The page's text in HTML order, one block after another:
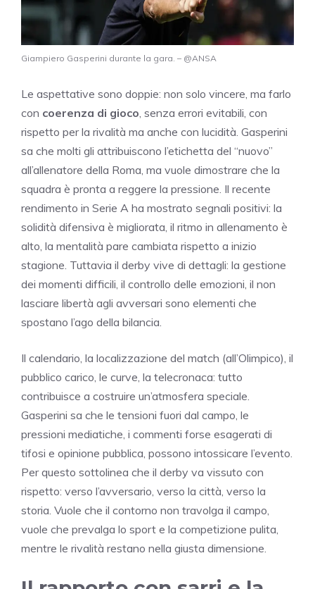
Giampiero Gasperini durante la gara. – @ANSA
Le aspettative sono doppie: non solo vincere, ma farlo
con coerenza di gioco, senza errori evitabili, con
rispetto per la rivalità ma anche con lucidità. Gasperini
sa che molti gli attribuiscono l’etichetta del “nuovo”
all’allenatore della Roma, ma vuole dimostrare che la
squadra è pronta a reggere la pressione. Il recente
rendimento in Serie A ha mostrato segnali positivi: la
solidità difensiva è migliorata, il ritmo in allenamento è
alto, la mentalità pare cambiata rispetto a inizio
stagione. Tuttavia il derby vive di dettagli: la gestione
dei momenti difficili, il controllo delle emozioni, il non
lasciare libertà agli avversari sono elementi che
spostano l’ago della bilancia.
Il calendario, la localizzazione del match (all’Olimpico), il
pubblico carico, le curve, la telecronaca: tutto
contribuisce a costruire un’atmosfera speciale.
Gasperini sa che le tensioni fuori dal campo, le
pressioni mediatiche, i commenti forse esagerati di
tifosi e opinione pubblica, possono intossicare l’evento.
Per questo sottolinea che il derby va vissuto con
rispetto: verso l’avversario, verso la città, verso la
storia. Vuole che il contorno non travolga il campo,
vuole che prevalga lo sport e la competizione pulita,
mentre le rivalità restano nella giusta dimensione.